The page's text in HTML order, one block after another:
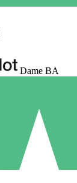
Dame BA